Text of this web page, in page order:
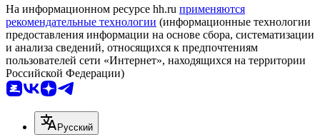
На информационном ресурсе hh.ru применяются
рекомендательные технологии (информационные технологии
предоставления информации на основе сбора, систематизации
и анализа сведений, относящихся к предпочтениям
пользователей сети «Интернет», находящихся на территории
Российской Федерации)
Русский